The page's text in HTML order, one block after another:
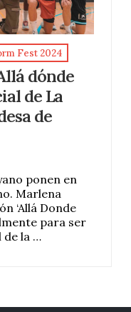
Fest 2024
dónde
de La
de
ponen en
Marlena
‘Allá Donde
para ser
de la …